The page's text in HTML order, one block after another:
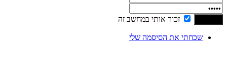
זכור אותי במחשב זה
שכחתי את הסיסמה שלי